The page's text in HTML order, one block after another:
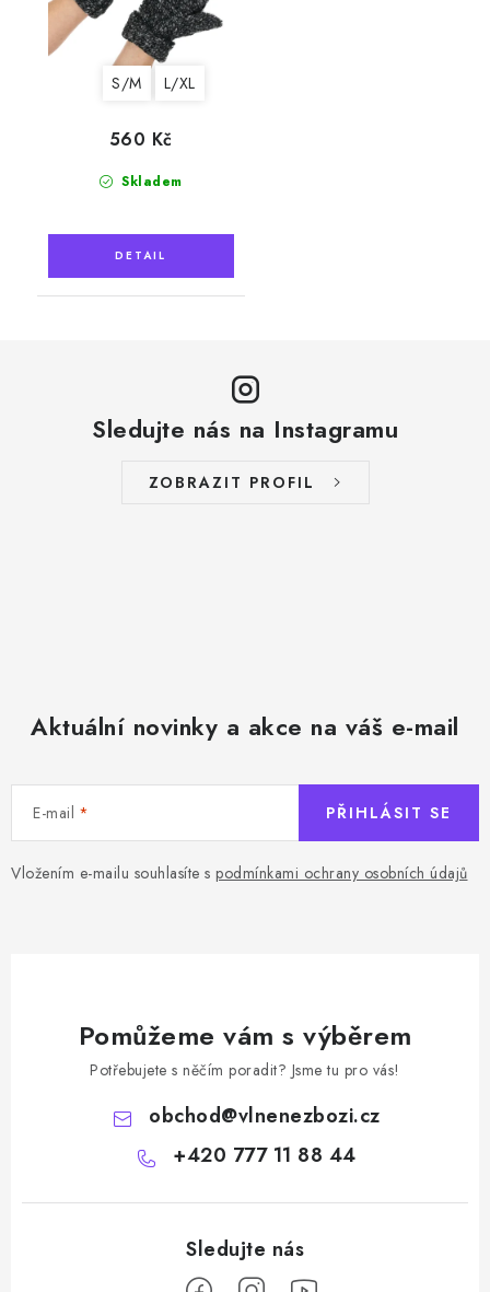
S/M L/XL
Skladem
560 Kč
Sledujte nás na Instagramu
ZOBRAZIT PROFIL
Aktuální novinky a akce na váš e-mail
E-mail
Vložením e-mailu souhlasíte s podmínkami ochrany osobních údajů
PŘIHLÁSIT SE
Pomůžeme vám s výběrem
Potřebujete s něčím poradit? Jsme tu pro vás!
obchod@vlnenezbozi.cz
+420 777 11 88 44